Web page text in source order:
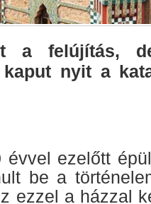
a felújítás,
nyit a
évvel ezelőtt
be a
ezzel a házzal